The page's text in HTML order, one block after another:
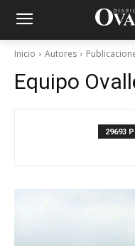
Inicio Autores
Equipo
29693